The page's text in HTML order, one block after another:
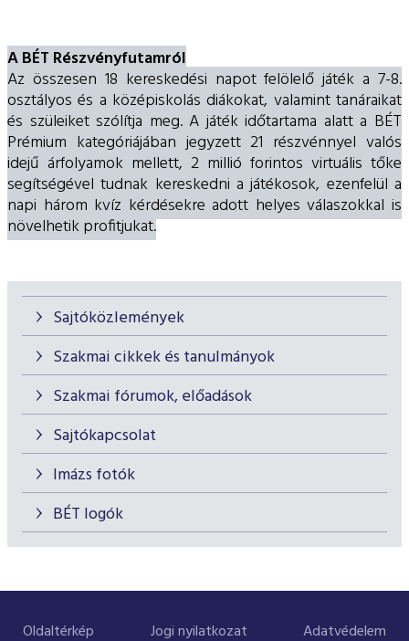
Sajtóközlemények
Szakmai cikkek és tanulmányok
Szakmai fórumok, előadások
Sajtókapcsolat
Imázs fotók
BÉT logók
A BÉT Részvényfutamról
Az összesen 18 kereskedési napot felölelő játék a 7-8.
osztályos és a középiskolás diákokat, valamint tanáraikat
és szüleiket szólítja meg. A játék időtartama alatt a BÉT
Prémium kategóriájában jegyzett 21 részvénnyel valós
idejű árfolyamok mellett, 2 millió forintos virtuális tőke
segítségével tudnak kereskedni a játékosok, ezenfelül a
napi három kvíz kérdésekre adott helyes válaszokkal is
növelhetik profitjukat.
Oldaltérkép Jogi nyilatkozat Adatvédelem